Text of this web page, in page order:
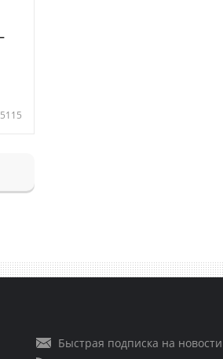
5115
Быстрая подписка на новости